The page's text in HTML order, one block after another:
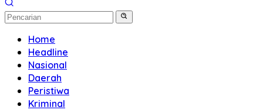
Home
Headline
Nasional
Daerah
Peristiwa
Kriminal